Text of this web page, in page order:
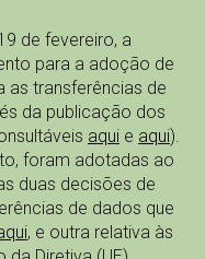
de fevereiro, a
para a adoção de
as transferências de
da publicação dos
aqui e aqui).
foram adotadas ao
duas decisões de
de dados que
, e outra relativa às